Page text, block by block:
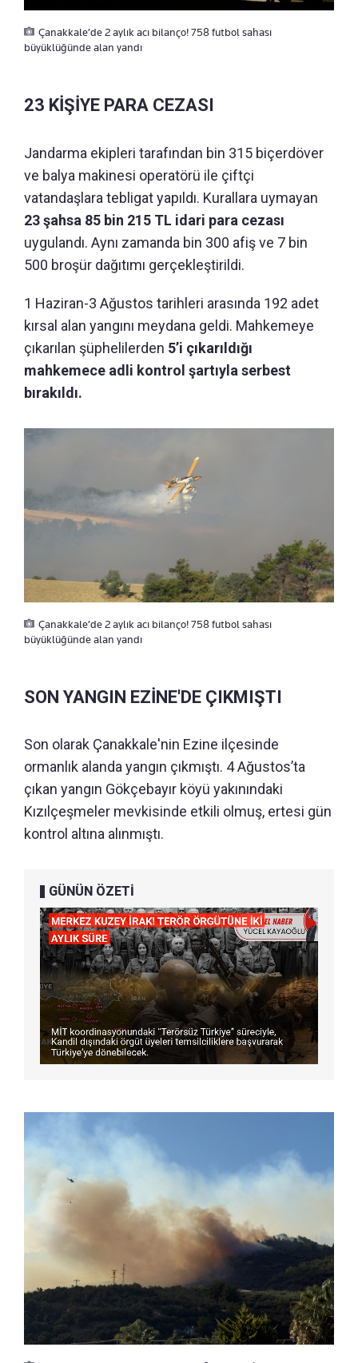
Çanakkale’de 2 aylık acı bilanço! 758 futbol sahası
büyüklüğünde alan yandı
23 KİŞİYE PARA CEZASI
Jandarma ekipleri tarafından bin 315 biçerdöver
ve balya makinesi operatörü ile çiftçi
vatandaşlara tebligat yapıldı. Kurallara uymayan
23 şahsa 85 bin 215 TL idari para cezası
uygulandı. Aynı zamanda bin 300 afiş ve 7 bin
500 broşür dağıtımı gerçekleştirildi.
1 Haziran-3 Ağustos tarihleri arasında 192 adet
kırsal alan yangını meydana geldi. Mahkemeye
çıkarılan şüphelilerden 5’i çıkarıldığı
mahkemece adli kontrol şartıyla serbest
bırakıldı.
Çanakkale’de 2 aylık acı bilanço! 758 futbol sahası
büyüklüğünde alan yandı
SON YANGIN EZİNE'DE ÇIKMIŞTI
Son olarak Çanakkale'nin Ezine ilçesinde
ormanlık alanda yangın çıkmıştı. 4 Ağustos’ta
çıkan yangın Gökçebayır köyü yakınındaki
Kızılçeşmeler mevkisinde etkili olmuş, ertesi gün
kontrol altına alınmıştı.
GÜNÜN ÖZETİ